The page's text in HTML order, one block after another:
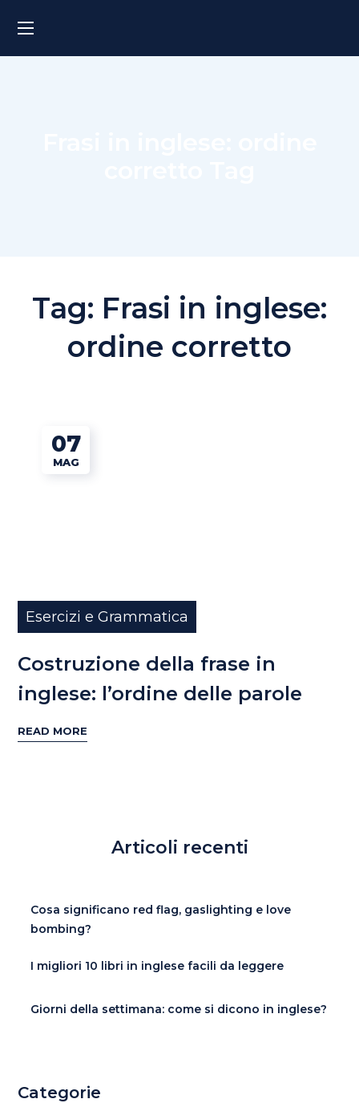
Tag: Frasi in inglese:
ordine corretto
07
MAG
Esercizi e Grammatica
Costruzione della frase in
inglese: l’ordine delle parole
READ MORE
Articoli recenti
Cosa significano red flag, gaslighting e love
bombing?
I migliori 10 libri in inglese facili da leggere
Giorni della settimana: come si dicono in inglese?
Categorie